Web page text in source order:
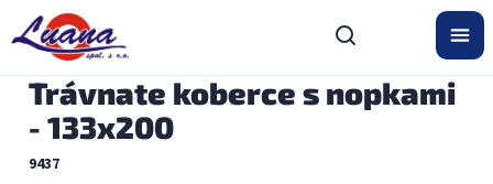
obsah
Trávnate koberce s nopkami
- 133x200
9437